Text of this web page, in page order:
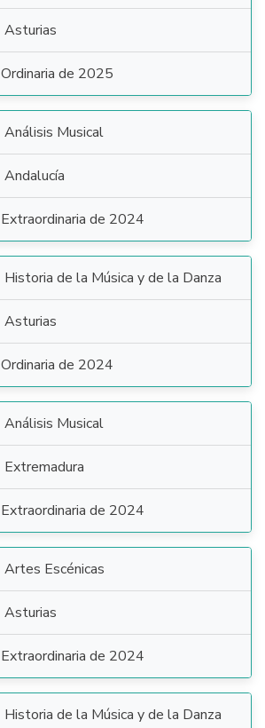
Asturias
Ordinaria de 2025
Análisis Musical
Andalucía
Extraordinaria de 2024
Historia de la Música y de la Danza
Asturias
Ordinaria de 2024
Análisis Musical
Extremadura
Extraordinaria de 2024
Artes Escénicas
Asturias
Extraordinaria de 2024
Historia de la Música y de la Danza